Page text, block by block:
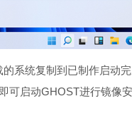
系统复制到已制作启动
可启动GHOST进行镜像